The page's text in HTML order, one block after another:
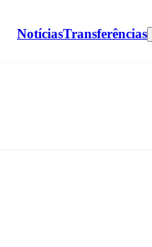
NotíciasTransferências